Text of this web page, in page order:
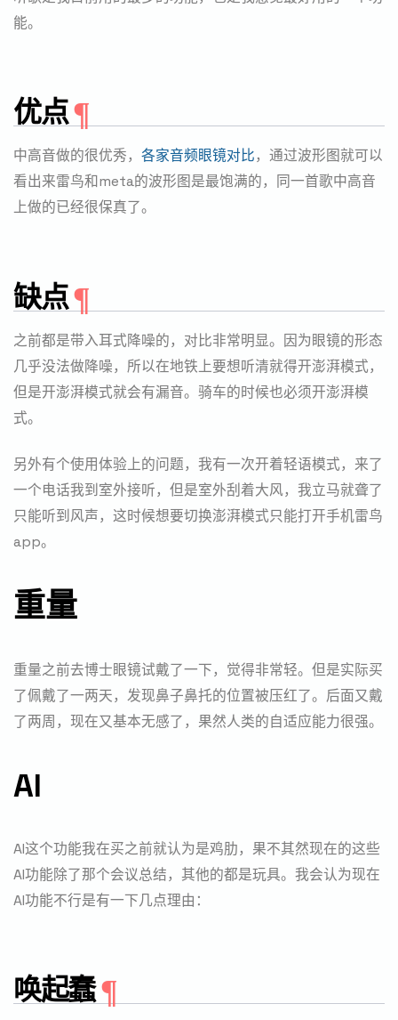
能。
优点
中高音做的很优秀， 各家音频眼镜对比，通过波形图就可以
看出来雷鸟和meta的波形图是最饱满的，同一首歌中高音
上做的已经很保真了。
缺点
之前都是带入耳式降噪的，对比非常明显。因为眼镜的形态
几乎没法做降噪，所以在地铁上要想听清就得开澎湃模式，
但是开澎湃模式就会有漏音。骑车的时候也必须开澎湃模
式。
另外有个使用体验上的问题，我有一次开着轻语模式，来了
一个电话我到室外接听，但是室外刮着大风，我立马就聋了
只能听到风声，这时候想要切换澎湃模式只能打开手机雷鸟
app。
重量
重量之前去博士眼镜试戴了一下，觉得非常轻。但是实际买
了佩戴了一两天，发现鼻子鼻托的位置被压红了。后面又戴
了两周，现在又基本无感了，果然人类的自适应能力很强。
AI
AI这个功能我在买之前就认为是鸡肋，果不其然现在的这些
AI功能除了那个会议总结，其他的都是玩具。我会认为现在
AI功能不行是有一下几点理由：
唤起蠢